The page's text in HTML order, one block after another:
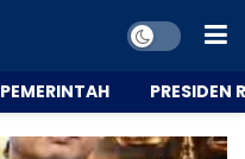
PEMERINTAH PRESIDEN